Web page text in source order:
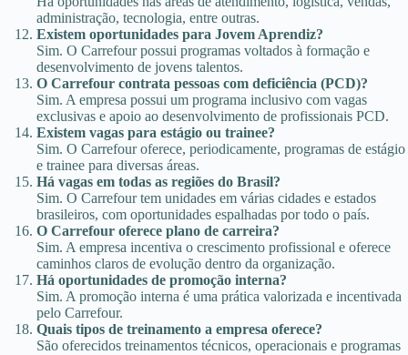
administração, tecnologia, entre outras.
Existem oportunidades para Jovem Aprendiz?
Sim. O Carrefour possui programas voltados à formação e
desenvolvimento de jovens talentos.
O Carrefour contrata pessoas com deficiência (PCD)?
Sim. A empresa possui um programa inclusivo com vagas
exclusivas e apoio ao desenvolvimento de profissionais PCD.
Existem vagas para estágio ou trainee?
Sim. O Carrefour oferece, periodicamente, programas de estágio
e trainee para diversas áreas.
Há vagas em todas as regiões do Brasil?
Sim. O Carrefour tem unidades em várias cidades e estados
brasileiros, com oportunidades espalhadas por todo o país.
O Carrefour oferece plano de carreira?
Sim. A empresa incentiva o crescimento profissional e oferece
caminhos claros de evolução dentro da organização.
Há oportunidades de promoção interna?
Sim. A promoção interna é uma prática valorizada e incentivada
pelo Carrefour.
Quais tipos de treinamento a empresa oferece?
São oferecidos treinamentos técnicos, operacionais e programas